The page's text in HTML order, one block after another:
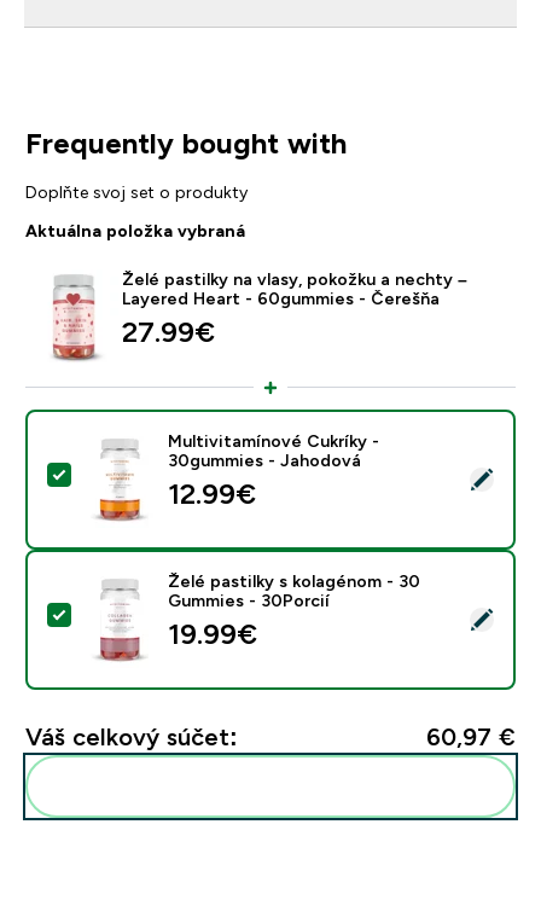
Frequently bought with
Doplňte svoj set o produkty
Aktuálna položka vybraná
Želé pastilky na vlasy, pokožku a nechty –
Layered Heart - 60gummies - Čerešňa
27.99€‎
Vybrať tento produkt - Multivitamínové Cukríky -
Multivitamínové Cukríky -
30gummies - Jahodová
12.99€‎
Vybrať tento produkt - Želé pastilky s kolagénom -
Želé pastilky s kolagénom - 30
Gummies - 30Porcií
19.99€‎
Váš celkový súčet: 60,97 €‎